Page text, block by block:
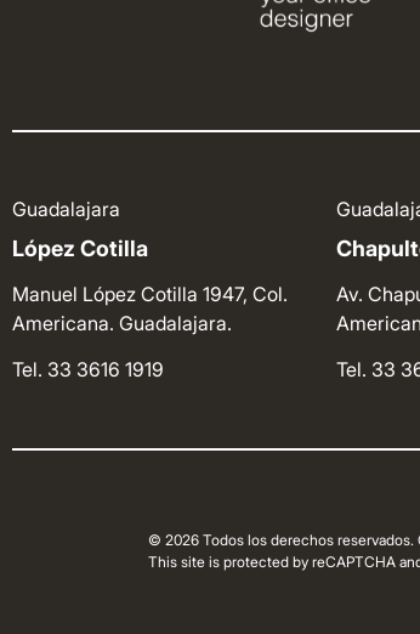
Guadalajara
López Cotilla
Manuel López Cotilla 1947, Col.
Americana. Guadalajara.
Tel. 33 3616 1919
Av.
Tel. 33
© 2026 Todos los derechos reservados.
This site is protected by reCAPTCHA